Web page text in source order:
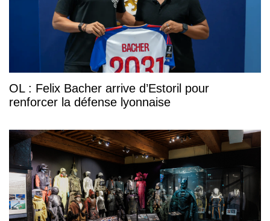
OL : Felix Bacher arrive d’Estoril pour
renforcer la défense lyonnaise